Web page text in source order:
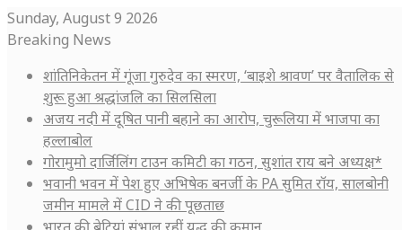
Sunday, August 9 2026
Breaking News
शांतिनिकेतन में गूंजा गुरुदेव का स्मरण, ‘बाइशे श्रावण’ पर वैतालिक से
शुरू हुआ श्रद्धांजलि का सिलसिला
अजय नदी में दूषित पानी बहाने का आरोप, चुरूलिया में भाजपा का
हल्लाबोल
गोरामुमो दार्जिलिंग टाउन कमिटी का गठन, सुशांत राय बने अध्यक्ष*
भवानी भवन में पेश हुए अभिषेक बनर्जी के PA सुमित रॉय, सालबोनी
जमीन मामले में CID ने की पूछताछ